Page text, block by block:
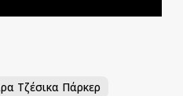
Τζέσικα Πάρκερ